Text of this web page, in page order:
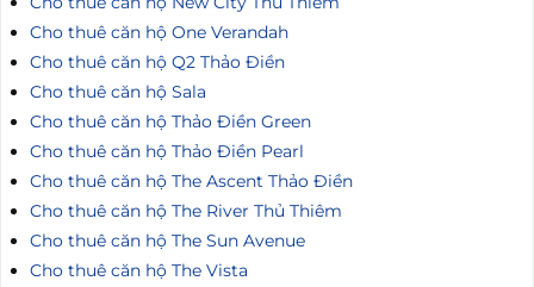
Cho thuê căn hộ One Verandah
Cho thuê căn hộ Q2 Thảo Điền
Cho thuê căn hộ Sala
Cho thuê căn hộ Thảo Điền Green
Cho thuê căn hộ Thảo Điền Pearl
Cho thuê căn hộ The Ascent Thảo Điền
Cho thuê căn hộ The River Thủ Thiêm
Cho thuê căn hộ The Sun Avenue
Cho thuê căn hộ The Vista